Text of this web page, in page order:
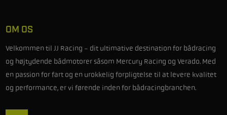
OM OS
Velkommen til JJ Racing - dit ultimative destination for bådracing
og højtydende bådmotorer såsom Mercury Racing og Verado. Med
en passion for fart og en urokkelig forpligtelse til at levere kvalitet
og performance, er vi førende inden for bådracingbranchen.